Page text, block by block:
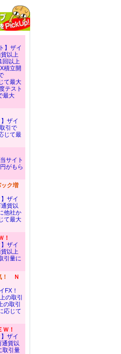
】ザイ
以上
回以上
積立開
て最大
テスト
最大
ザイ
引で
じて最
サイト
がもら
ク増
ザイ
貨以
他社か
て最大
！
ザイ
以上
引量に
Ｎ
FX！
の取引
取引
応じて
！
ザイ
通貨以
取引量